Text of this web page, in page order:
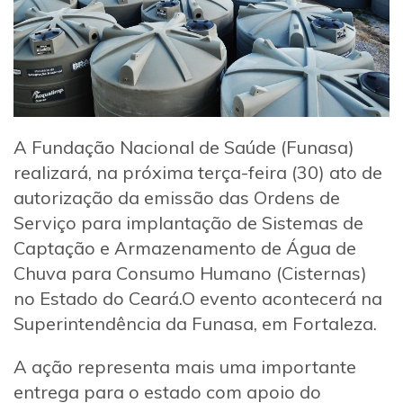
A Fundação Nacional de Saúde (Funasa)
realizará, na próxima terça-feira (30) ato de
autorização da emissão das Ordens de
Serviço para implantação de Sistemas de
Captação e Armazenamento de Água de
Chuva para Consumo Humano (Cisternas)
no Estado do Ceará.O evento acontecerá na
Superintendência da Funasa, em Fortaleza.
A ação representa mais uma importante
entrega para o estado com apoio do